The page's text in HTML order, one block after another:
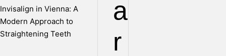
a
r
Invisalign in Vienna: A
Modern Approach to
Straightening Teeth